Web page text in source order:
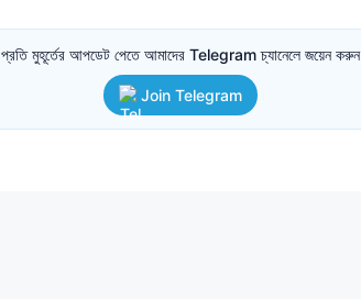
প্রতি মুহূর্তের আপডেট পেতে আমাদের Telegram চ্যানেলে জয়েন করুন
Join Telegram